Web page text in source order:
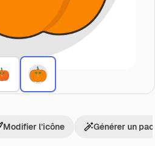
Modifier l’icône Générer un